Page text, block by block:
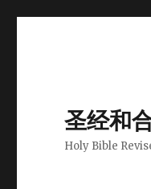
圣经和
Holy Bible